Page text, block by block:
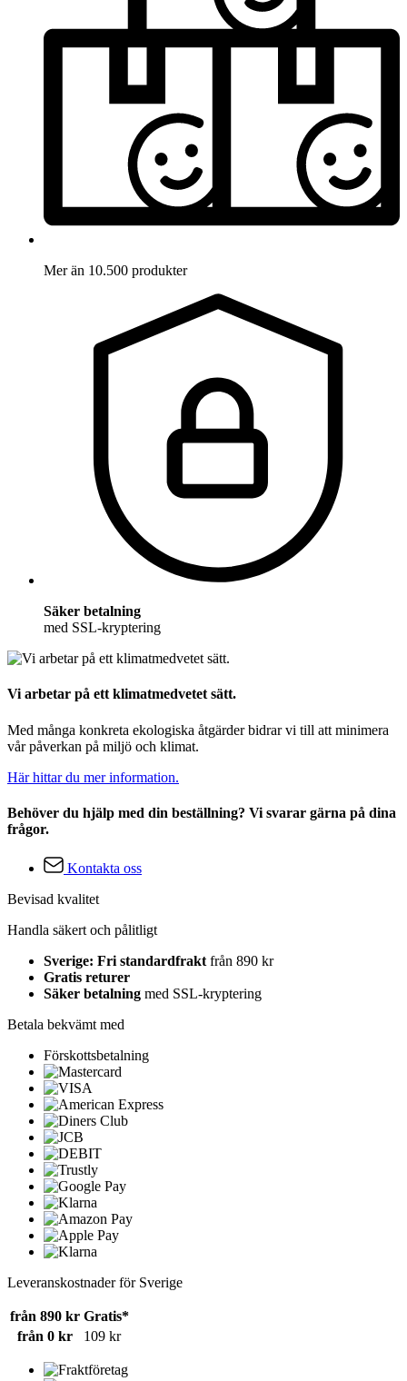
Mer än 10.500 produkter
Säker betalning
med SSL-kryptering
Vi arbetar på ett klimatmedvetet sätt.
Med många konkreta ekologiska åtgärder bidrar vi till att minimera
vår påverkan på miljö och klimat.
Här hittar du mer information.
Behöver du hjälp med din beställning? Vi svarar gärna på dina
frågor.
Kontakta oss
Bevisad kvalitet
Handla säkert och pålitligt
Sverige: Fri standardfrakt från 890 kr
Gratis returer
Säker betalning med SSL-kryptering
Betala bekvämt med
Förskottsbetalning
Leveranskostnader för Sverige
från 890 kr Gratis*
från 0 kr
109 kr